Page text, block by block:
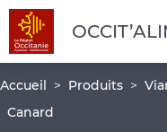
Navigation
Aller
au
contenu
principal
Pied
de
page
Fil
d'Ariane
Accueil Produits
Canard